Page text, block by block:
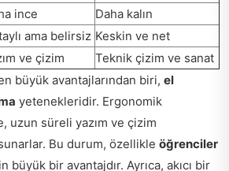
ince
Daha kalın
ama belirsiz Keskin ve net
ve çizim
Teknik çizim ve sanat
büyük avantajlarından biri, el
yetenekleridir. Ergonomik
uzun süreli yazım ve çizim
Bu durum, özellikle öğrenciler
büyük bir avantajdır. Ayrıca, akıcı bir